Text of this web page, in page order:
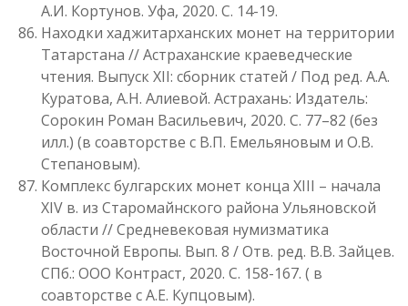
А.И. Кортунов. Уфа, 2020. С. 14-19.
Находки хаджитарханских монет на территории
Татарстана // Астраханские краеведческие
чтения. Выпуск XII: сборник статей / Под ред. А.А.
Куратова, А.Н. Алиевой. Астрахань: Издатель:
Сорокин Роман Васильевич, 2020. С. 77–82 (без
илл.) (в соавторстве с В.П. Емельяновым и О.В.
Степановым).
Комплекс булгарских монет конца XIII – начала
XIV в. из Старомайнского района Ульяновской
области // Средневековая нумизматика
Восточной Европы. Вып. 8 / Отв. ред. В.В. Зайцев.
СПб.: ООО Контраст, 2020. С. 158-167. ( в
соавторстве с А.Е. Купцовым).